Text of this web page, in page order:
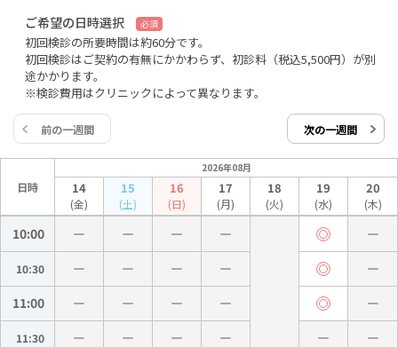
ご希望の日時選択 必須
初回検診の所要時間は約60分です。
初回検診はご契約の有無にかかわらず、初診料（税込5,500円）が別
途かかります。
※検診費用はクリニックによって異なります。
前の一週間 次の一週間
日時
2026年08月
14
(金)
15
(土)
16
(日)
17
(月)
18
(火)
19
(水)
20
(木)
10:00
10:30
11:00
11:30